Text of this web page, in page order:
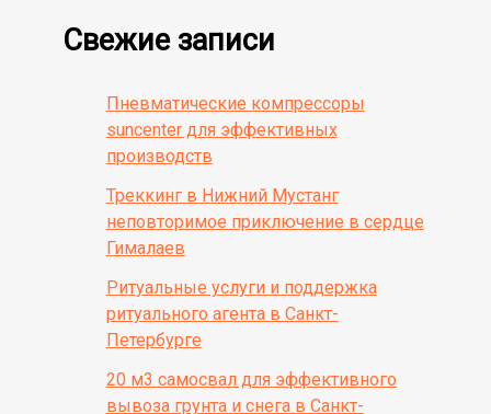
Свежие записи
Пневматические компрессоры
suncenter для эффективных
производств
Треккинг в Нижний Мустанг
неповторимое приключение в сердце
Гималаев
Ритуальные услуги и поддержка
ритуального агента в Санкт-
Петербурге
20 м3 самосвал для эффективного
вывоза грунта и снега в Санкт-